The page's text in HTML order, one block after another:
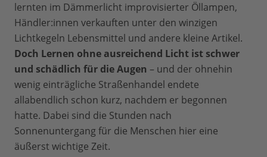
lernten im Dämmerlicht improvisierter Öllampen,
Händler:innen verkauften unter den winzigen
Lichtkegeln Lebensmittel und andere kleine Artikel.
Doch Lernen ohne ausreichend Licht ist schwer
und schädlich für die Augen – und der ohnehin
wenig einträgliche Straßenhandel endete
allabendlich schon kurz, nachdem er begonnen
hatte. Dabei sind die Stunden nach
Sonnenuntergang für die Menschen hier eine
äußerst wichtige Zeit.